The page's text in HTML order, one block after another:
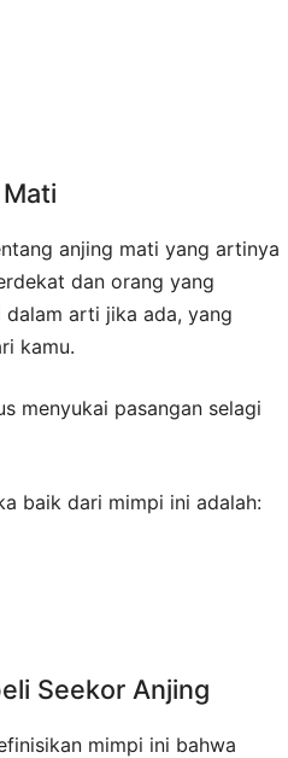
anjing mati yang artinya
dan orang yang
arti jika ada, yang
kamu.
menyukai pasangan selagi
baik dari mimpi ini adalah:
Seekor Anjing
mimpi ini bahwa